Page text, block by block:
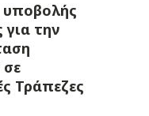
την
Τράπεζες